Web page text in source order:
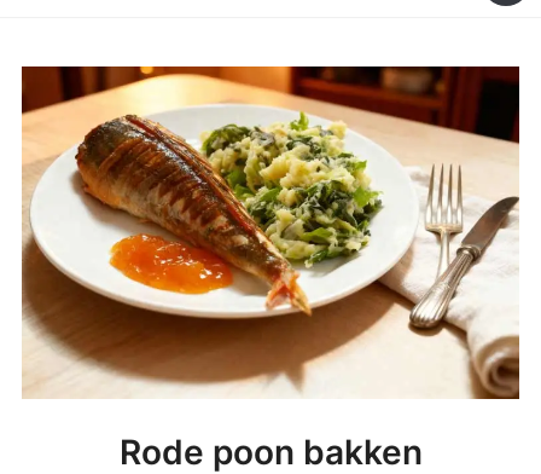
Rode poon bakken